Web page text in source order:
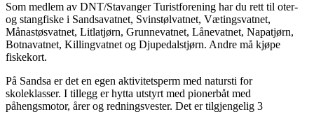
Som medlem av DNT/Stavanger Turistforening har du rett til oter-
og stangfiske i Sandsavatnet, Svinstølvatnet, Vætingsvatnet,
Månastøsvatnet, Litlatjørn, Grunnevatnet, Lånevatnet, Napatjørn,
Botnavatnet, Killingvatnet og Djupedalstjørn. Andre må kjøpe
fiskekort.
På Sandsa er det en egen aktivitetsperm med natursti for
skoleklasser. I tillegg er hytta utstyrt med pionerbåt med
påhengsmotor, årer og redningsvester. Det er tilgjengelig 3